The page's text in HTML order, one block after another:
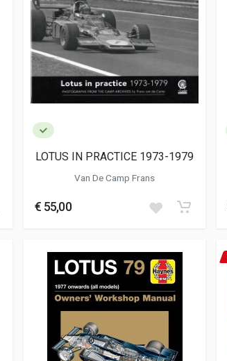
LOTUS IN PRACTICE 1973-1979
Van De Camp Frans
€ 55,00